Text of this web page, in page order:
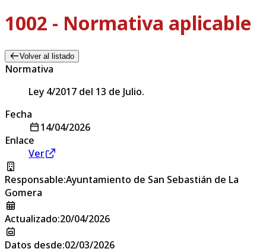
1002 - Normativa aplicable
Volver al listado
Normativa
Ley 4/2017 del 13 de Julio.
Fecha
14/04/2026
Enlace
Ver
Responsable:Ayuntamiento de San Sebastián de La
Gomera
Actualizado:20/04/2026
Datos desde:02/03/2026